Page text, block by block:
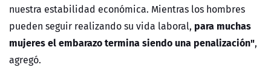
nuestra estabilidad económica. Mientras los hombres
pueden seguir realizando su vida laboral, para muchas
mujeres el embarazo termina siendo una penalización",
agregó.